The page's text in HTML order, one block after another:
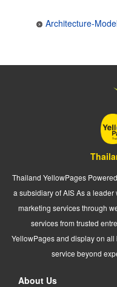
Architecture-
Thailand YellowPages
a subsidiary of AIS As a
marketing services through
services from trusted
YellowPages and display on
service beyond
About Us